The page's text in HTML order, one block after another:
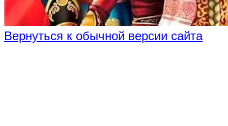
Вернуться к обычной версии сайта